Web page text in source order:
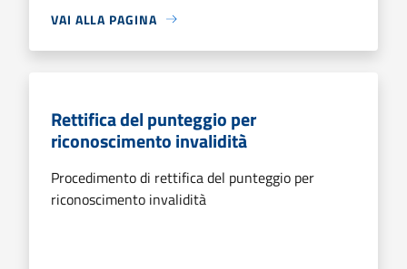
VAI ALLA PAGINA
Rettifica del punteggio per
riconoscimento invalidità
Procedimento di rettifica del punteggio per
riconoscimento invalidità